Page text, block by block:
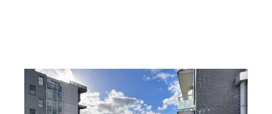
BORDEAUX 33
85 m2, 4 pièces
Ref : 26311